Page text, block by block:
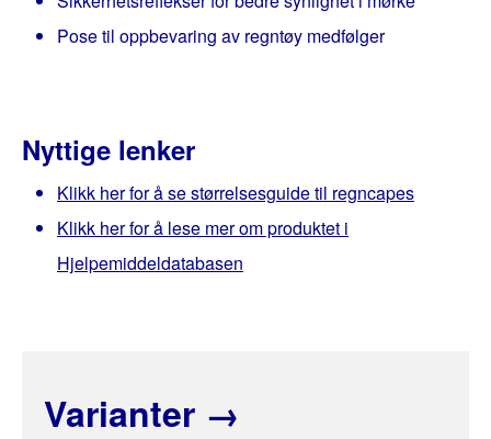
Pose til oppbevaring av regntøy medfølger
Nyttige lenker
Klikk her for å se størrelsesguide til regncapes
Klikk her for å lese mer om produktet i
Hjelpemiddeldatabasen
Varianter →